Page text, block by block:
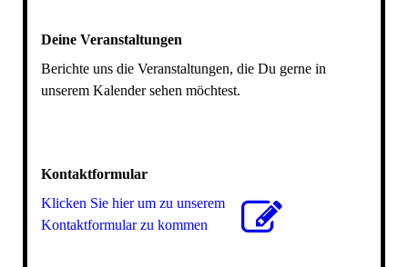
Deine Veranstaltungen
Berichte uns die Veranstaltungen, die Du gerne in
unserem Kalender sehen möchtest.
Kontaktformular
Klicken Sie hier um zu unserem
Kon­takt­for­mu­lar zu kommen